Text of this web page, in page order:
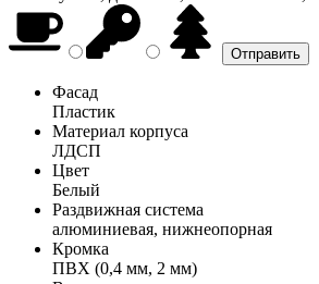
Фасад
Пластик
Материал корпуса
ЛДСП
Цвет
Белый
Раздвижная система
алюминиевая, нижнеопорная
Кромка
ПВХ (0,4 мм, 2 мм)